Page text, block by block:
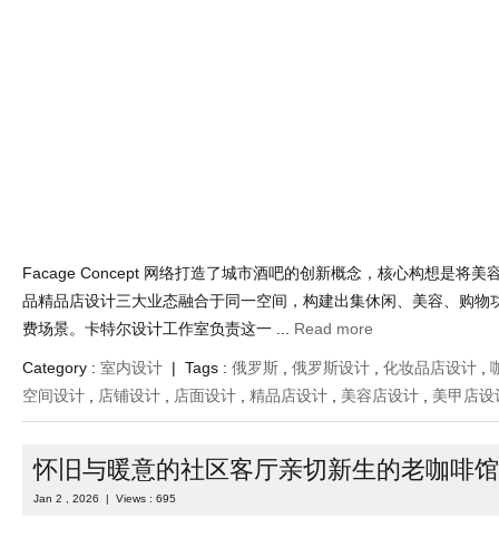
Facage Concept 网络打造了城市酒吧的创新概念，核心构想是将美
品精品店设计三大业态融合于同一空间，构建出集休闲、美容、购物
费场景。卡特尔设计工作室负责这一 ... Read more
Category : 室内设计 | Tags : 俄罗斯 , 俄罗斯设计 , 化妆品店设计 ,
空间设计 , 店铺设计 , 店面设计 , 精品店设计 , 美容店设计 , 美甲店设
怀旧与暖意的社区客厅亲切新生的老咖啡
Jan 2 , 2026 | Views : 695